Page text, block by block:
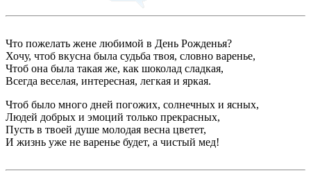
Что пожелать жене любимой в День Рожденья?
Хочу, чтоб вкусна была судьба твоя, словно варенье,
Чтоб она была такая же, как шоколад сладкая,
Всегда веселая, интересная, легкая и яркая.
Чтоб было много дней погожих, солнечных и ясных,
Людей добрых и эмоций только прекрасных,
Пусть в твоей душе молодая весна цветет,
И жизнь уже не варенье будет, а чистый мед!